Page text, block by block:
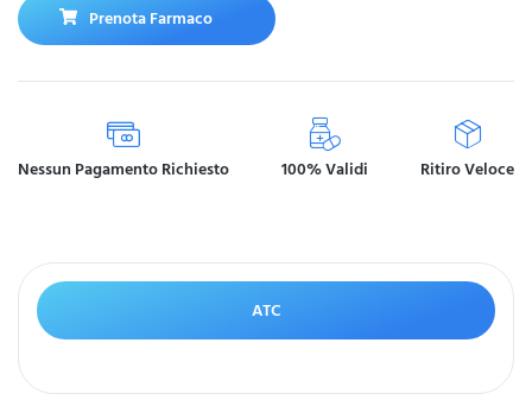
Prenota Farmaco
Nessun Pagamento Richiesto 100% Validi Ritiro Veloce
ATC